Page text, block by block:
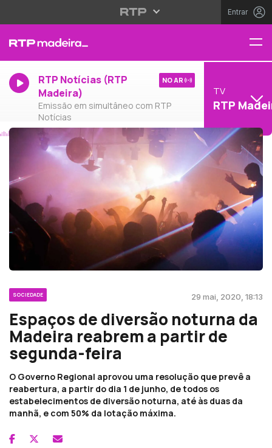
Entrar
RTP Notícias (RTP
Madeira)
Emissão em simultâneo com RTP
Notícias
NO AR
TV
RTP
SOCIEDADE 29 mai, 2020, 18:13
Espaços de diversão noturna da
Madeira reabrem a partir de
segunda-feira
O Governo Regional aprovou uma resolução que prevê a
reabertura, a partir do dia 1 de junho, de todos os
estabelecimentos de diversão noturna, até às duas da
manhã, e com 50% da lotação máxima.